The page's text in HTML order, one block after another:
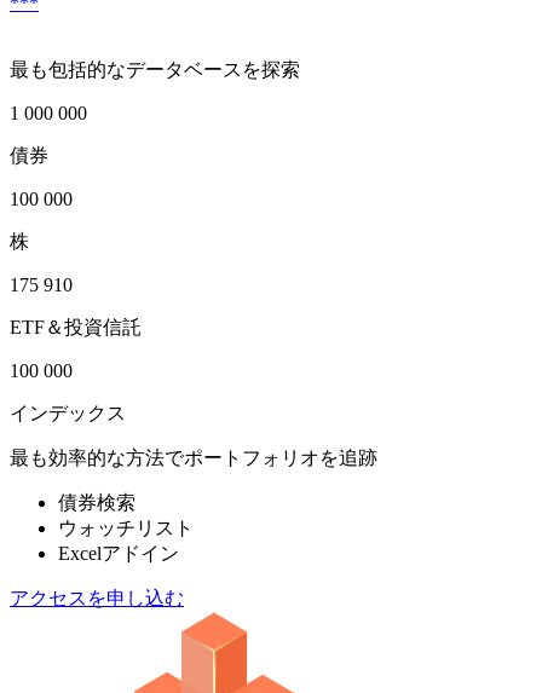
最も包括的なデータベースを探索
1 000 000
債券
100 000
株
175 910
ETF＆投資信託
100 000
インデックス
最も効率的な方法でポートフォリオを追跡
債券検索
ウォッチリスト
Excelアドイン
アクセスを申し込む